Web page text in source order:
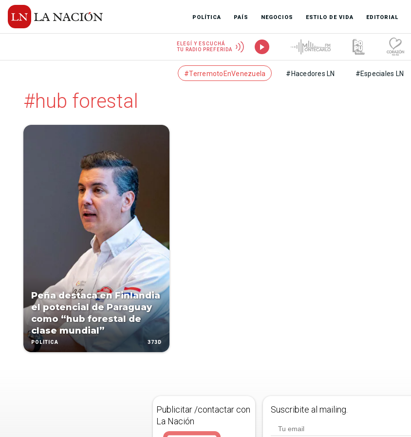
POLÍTICA PAÍS NEGOCIOS ESTILO DE VIDA EDITORIAL
ELEGÍ Y ESCUCHÁ
TU RADIO PREFERIDA
#TerremotoEnVenezuela #Hacedores LN #Especiales LN
#hub forestal
Peña destaca en Finlandia
el potencial de Paraguay
como “hub forestal de
clase mundial”
POLÍTICA 373D
Publicitar /contactar con
La Nación
Suscribite al mailing.